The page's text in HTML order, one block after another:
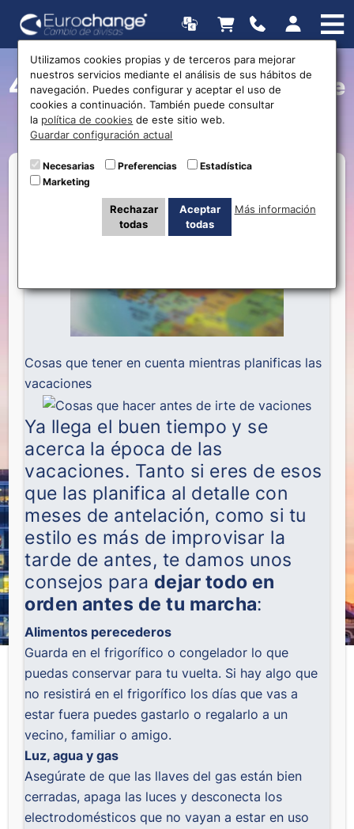
4 Cosas que hacer antes de
irte de vacaciones
Cosas que tener en cuenta mientras planificas las
vacaciones
Ya llega el buen tiempo y se
acerca la época de las
vacaciones. Tanto si eres de esos
que las planifica al detalle con
meses de antelación, como si tu
estilo es más de improvisar la
tarde de antes, te damos unos
consejos para dejar todo en
orden antes de tu marcha:
Alimentos perecederos
Guarda en el frigorífico o congelador lo que
puedas conservar para tu vuelta. Si hay algo que
no resistirá en el frigorífico los días que vas a
estar fuera puedes gastarlo o regalarlo a un
vecino, familiar o amigo.
Luz, agua y gas
Asegúrate de que las llaves del gas están bien
cerradas, apaga las luces y desconecta los
electrodomésticos que no vayan a estar en uso
Utilizamos cookies propias y de terceros para mejorar
nuestros servicios mediante el análisis de sus hábitos de
navegación. Puedes configurar y aceptar el uso de
cookies a continuación. También puede consultar
la política de cookies de este sitio web.
Guardar configuración actual
Necesarias Preferencias
Estadística
Marketing
Rechazar
todas
Aceptar
todas
Más información